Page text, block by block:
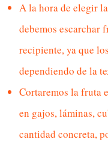
A la hora de elegir
debemos escarchar
recipiente, ya que
dependiendo de la
Cortaremos la fruta
en gajos, láminas,
cantidad concreta,